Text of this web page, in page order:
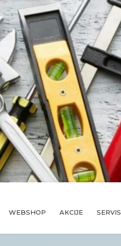
WEBSHOP AKCIJE SERVIS